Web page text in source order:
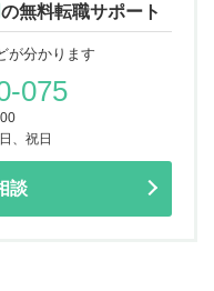
の無料転職サポート
が分かります
075
、祝日
談